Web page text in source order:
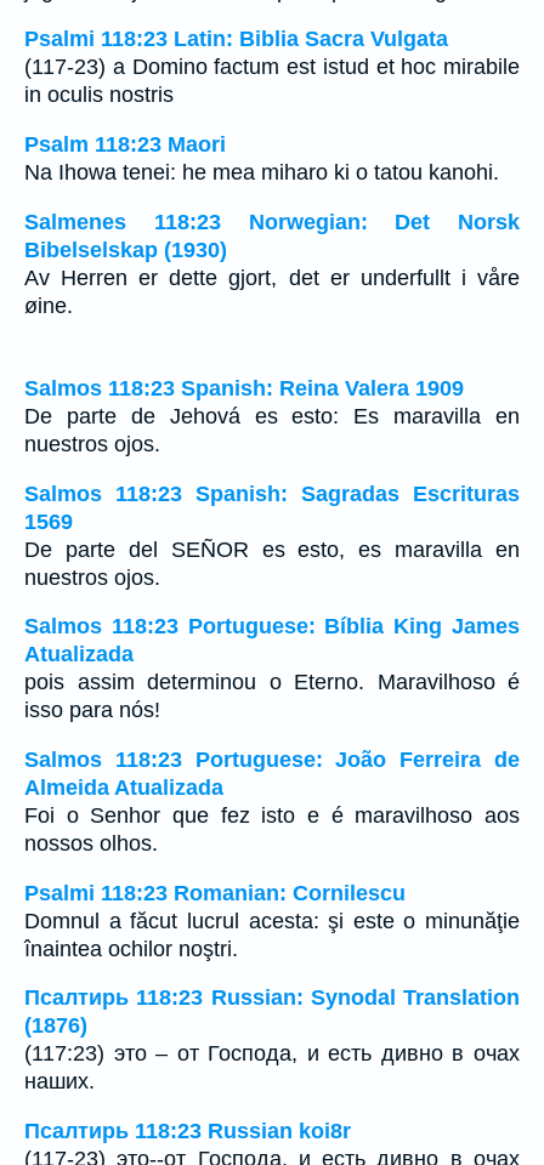
Psalmi 118:23 Latin: Biblia Sacra Vulgata
(117-23) a Domino factum est istud et hoc mirabile
in oculis nostris
Psalm 118:23 Maori
Na Ihowa tenei: he mea miharo ki o tatou kanohi.
Salmenes 118:23 Norwegian: Det Norsk
Bibelselskap (1930)
Av Herren er dette gjort, det er underfullt i våre
øine.
Salmos 118:23 Spanish: Reina Valera 1909
De parte de Jehová es esto: Es maravilla en
nuestros ojos.
Salmos 118:23 Spanish: Sagradas Escrituras
1569
De parte del SEÑOR es esto, es maravilla en
nuestros ojos.
Salmos 118:23 Portuguese: Bíblia King James
Atualizada
pois assim determinou o Eterno. Maravilhoso é
isso para nós!
Salmos 118:23 Portuguese: João Ferreira de
Almeida Atualizada
Foi o Senhor que fez isto e é maravilhoso aos
nossos olhos.
Psalmi 118:23 Romanian: Cornilescu
Domnul a făcut lucrul acesta: şi este o minunăţie
înaintea ochilor noştri.
Псалтирь 118:23 Russian: Synodal Translation
(1876)
(117:23) это – от Господа, и есть дивно в очах
наших.
Псалтирь 118:23 Russian koi8r
(117-23) это--от Господа, и есть дивно в очах